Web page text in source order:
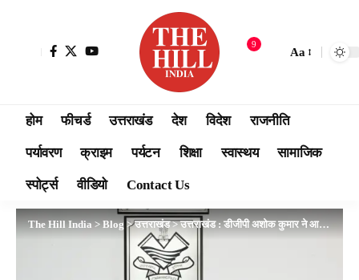
9
Aa
होम फीचर्ड उत्तराखंड देश विदेश राजनीति
पर्यावरण क्राइम पर्यटन शिक्षा स्वास्थय सामाजिक
स्पोर्ट्स वीडियो Contact Us
The Hill India>Blog >उत्तराखंड>उत्तराखंड : डीजीपी अशोक कुमार ने आगामी चारधाम यात्रा के दौरान सुरक्षा एवं यातायात व्यवस्था के सम्बन्ध में वीडियो कान्फ्रेसिंग के माध्यम से की बैठक